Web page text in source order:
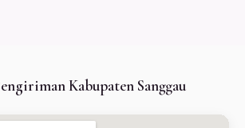
Kabupaten Sanggau